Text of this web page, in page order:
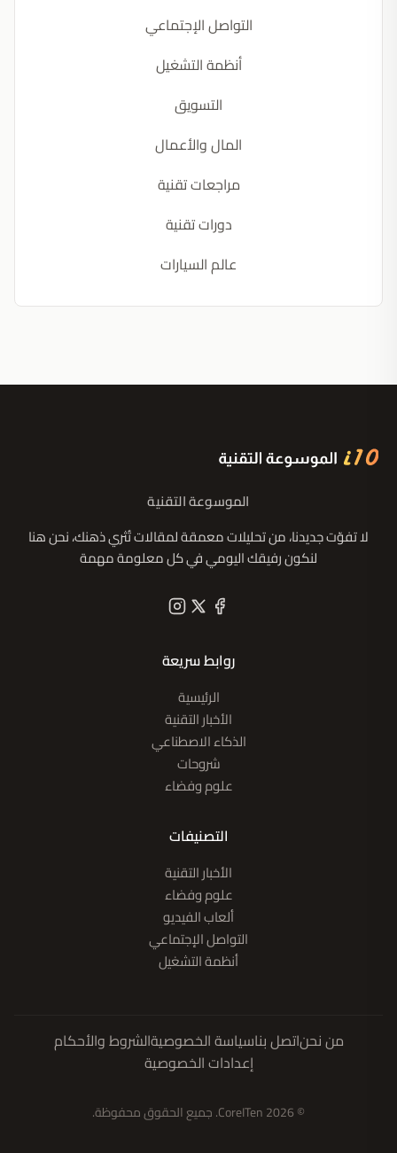
التواصل الإجتماعي
أنظمة التشغيل
التسويق
المال والأعمال
مراجعات تقنية
دورات تقنية
عالم السيارات
الموسوعة التقنية
لا تفوّت جديدنا، من تحليلات معمقة لمقالات تُثري ذهنك، نحن هنا
لنكون رفيقك اليومي في كل معلومة مهمة
روابط سريعة
الرئيسية
الأخبار التقنية
الذكاء الاصطناعي
شروحات
علوم وفضاء
التصنيفات
الأخبار التقنية
علوم وفضاء
ألعاب الفيديو
التواصل الإجتماعي
أنظمة التشغيل
من نحناتصل بناسياسة الخصوصيةالشروط والأحكام
إعدادات الخصوصية
© 2026 CoreITen. جميع الحقوق محفوظة.